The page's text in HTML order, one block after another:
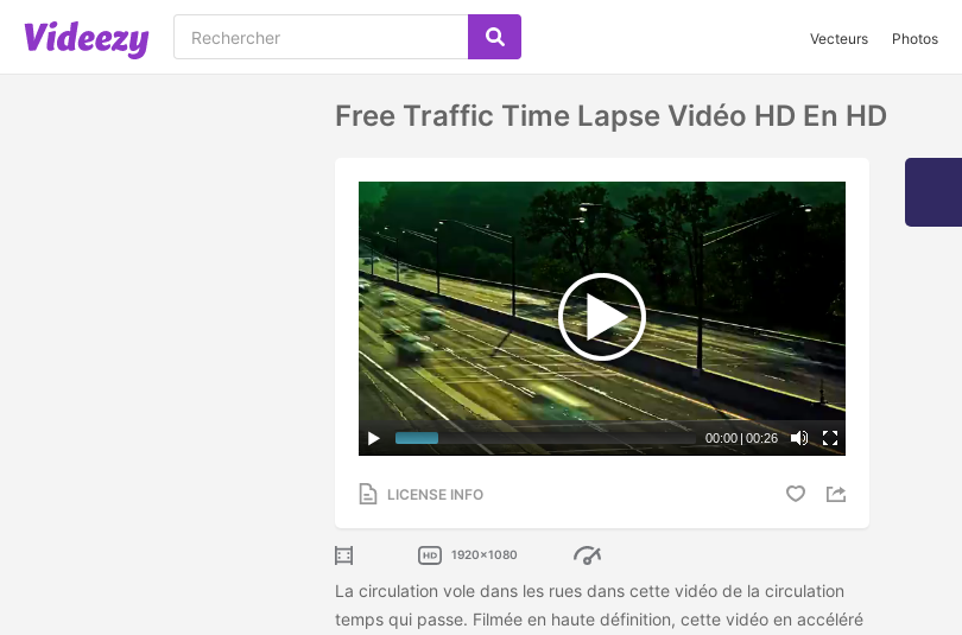
Vecteurs Photos
Free Traffic Time Lapse Vidéo HD En HD
00:00 | 00:26
LICENSE INFO
1920x1080
La circulation vole dans les rues dans cette vidéo de la circulation
temps qui passe. Filmée en haute définition, cette vidéo en accéléré